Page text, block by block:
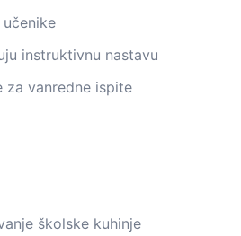
instruktivnu nastavu
za vanredne ispite
školske kuhinje